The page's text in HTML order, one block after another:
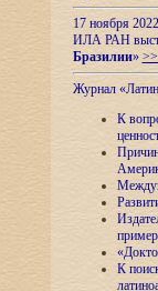
17 ноября
ИЛА РАН
Бразилии»
Журнал
К
К